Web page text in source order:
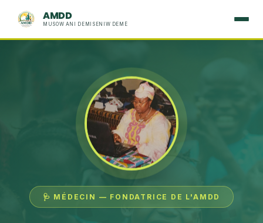
AMDD
MUSOW ANI DEMISENIW DEMÈ
🩺 MÉDECIN — FONDATRICE DE L'AMDD